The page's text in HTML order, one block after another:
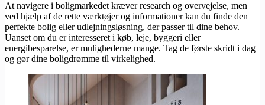
At navigere i boligmarkedet kræver research og overvejelse, men
ved hjælp af de rette værktøjer og informationer kan du finde den
perfekte bolig eller udlejningsløsning, der passer til dine behov.
Uanset om du er interesseret i køb, leje, byggeri eller
energibesparelse, er mulighederne mange. Tag de første skridt i dag
og gør dine boligdrømme til virkelighed.